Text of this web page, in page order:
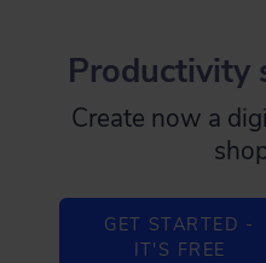
Productivity
Create now a
GET STARTED -
IT'S FREE